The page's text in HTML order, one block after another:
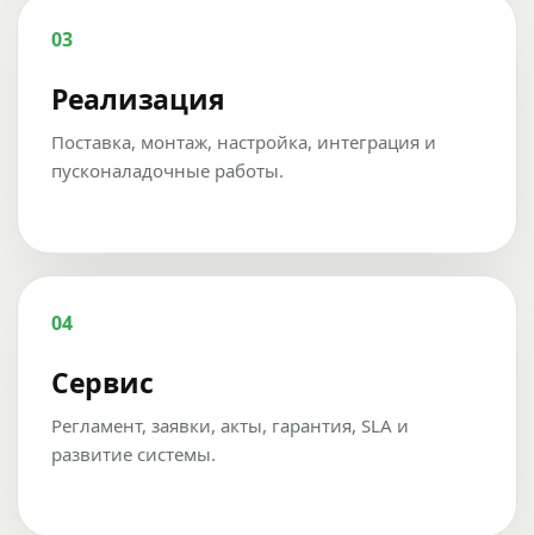
03
Реализация
Поставка, монтаж, настройка, интеграция и
пусконаладочные работы.
04
Сервис
Регламент, заявки, акты, гарантия, SLA и
развитие системы.